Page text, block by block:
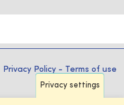
Privacy Policy - Terms of use
Privacy settings